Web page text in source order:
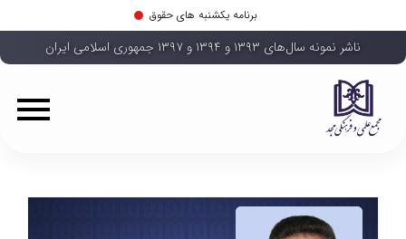
برنامه یکشنبه های حقوق
ناشر نمونه سال‌های ۱۳۹۳ و ۱۳۹۴ و ۱۳۹۷ جمهوری اسلامی ایران